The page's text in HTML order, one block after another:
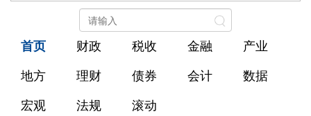
首页 财政 税收 金融 产业
地方 理财 债券 会计 数据
宏观 法规 滚动